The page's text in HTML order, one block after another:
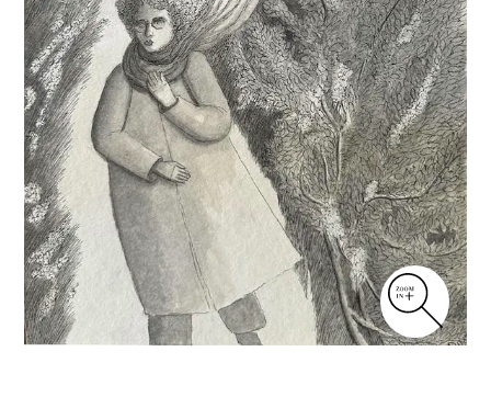
CONTACT